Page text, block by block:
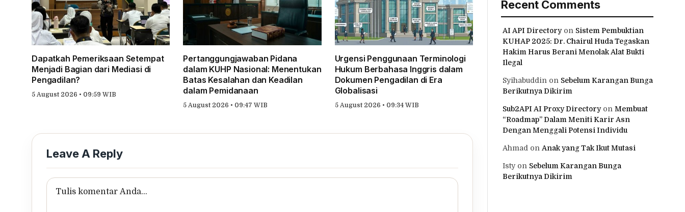
Dapatkah Pemeriksaan Setempat
Menjadi Bagian dari Mediasi di
Pengadilan?
5 August 2026 • 09:59 WIB
Pertanggungjawaban Pidana
dalam KUHP Nasional: Menentukan
Batas Kesalahan dan Keadilan
dalam Pemidanaan
5 August 2026 • 09:47 WIB
Urgensi Penggunaan Terminologi
Hukum Berbahasa Inggris dalam
Dokumen Pengadilan di Era
Globalisasi
5 August 2026 • 09:34 WIB
Leave A Reply
Recent Comments
AI API Directoryon Sistem Pembuktian
KUHAP 2025: Dr. Chairul Huda Tegaskan
Hakim Harus Berani Menolak Alat Bukti
Ilegal
Syihabuddin on Sebelum Karangan Bunga
Berikutnya Dikirim
Sub2API AI Proxy Directoryon Membuat
“Roadmap” Dalam Meniti Karir Asn
Dengan Menggali Potensi Individu
Ahmad on Anak yang Tak Ikut Mutasi
Istyon Sebelum Karangan Bunga
Berikutnya Dikirim